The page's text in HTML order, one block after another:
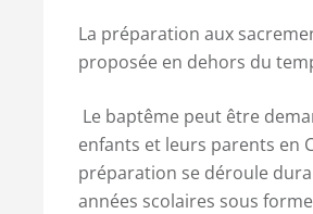
La préparation aux
proposée en dehors du
Le baptême peut être
enfants et leurs parents en
préparation se déroule
années scolaires sous